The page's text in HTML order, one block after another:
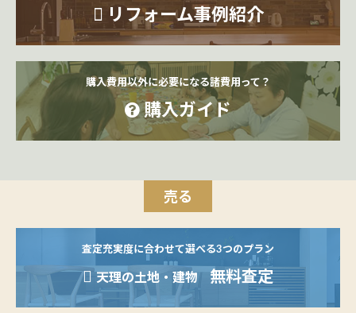
リフォーム事例紹介
購入費用以外に必要になる諸費用って？
購入ガイド
売る
査定充実度に合わせて選べる3つのプラン
天理の土地・建物 無料査定